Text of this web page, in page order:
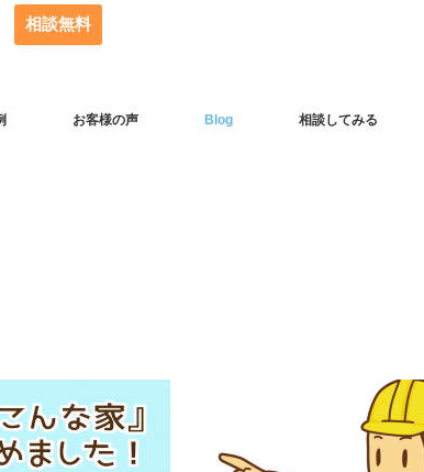
相談無料
お客様の声 Blog 相談してみる